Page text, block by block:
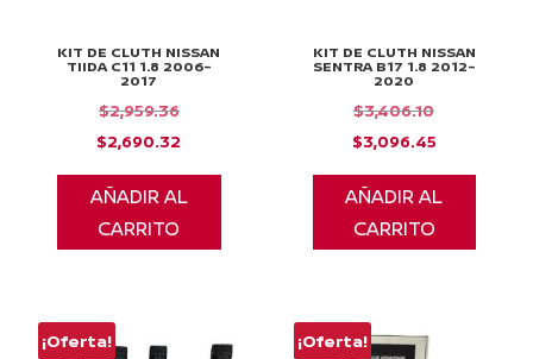
KIT DE CLUTH NISSAN
TIIDA C11 1.8 2006-
2017
$2,959.36El
precio
original
era:
$2,959.36.
$2,690.32
precio
actual
AÑADIR AL
CARRITO
KIT DE CLUTH NISSAN
SENTRA B17 1.8 2012-
2020
$3,406.10El
precio
original
era:
$3,406.10.
$3,096.45El
precio
actual
AÑADIR AL
CARRITO
¡Oferta! ¡Oferta!